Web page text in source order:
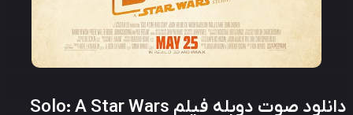
دانلود صوت دوبله فیلم Solo: A Star Wars